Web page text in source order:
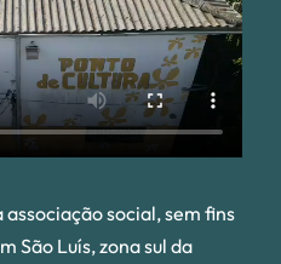
associação social, sem fins
São Luís, zona sul da